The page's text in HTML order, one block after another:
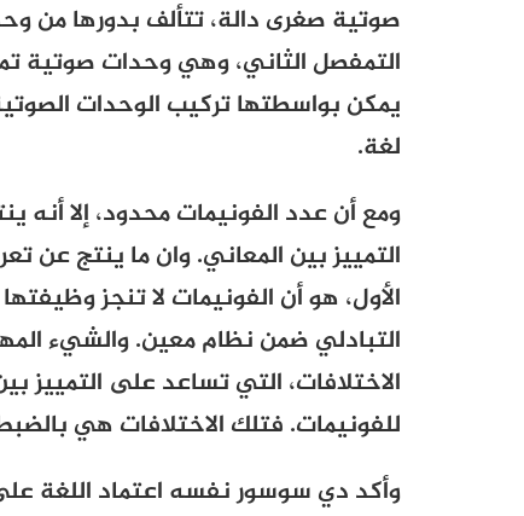
صوتية صغرى دالة، تتألف بدورها من
التمفصل الثاني، وهي وحدات صوتية
يمكن بواسطتها تركيب الوحدات
لغة.
ومع أن عدد الفونيمات محدود، إلا أنه
التمييز بين المعاني. وان ما ينتج عن
الأول، هو أن الفونيمات لا تنجز
التبادلي ضمن نظام معين. والشيء
الاختلافات، التي تساعد على التمييز
للفونيمات. فتلك الاختلافات هي
وأكد دي سوسور نفسه اعتماد اللغة